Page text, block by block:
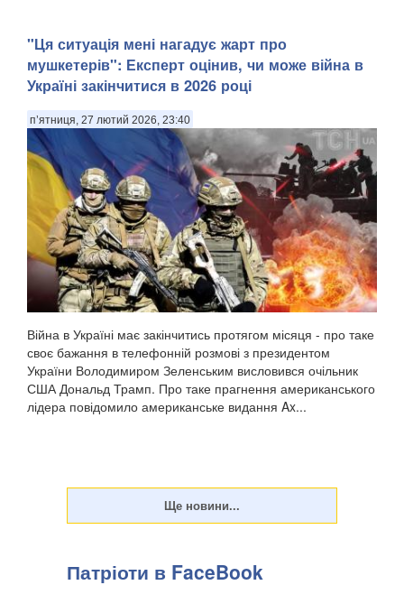
"Ця ситуація мені нагадує жарт про
мушкетерів": Експерт оцінив, чи може війна в
Україні закінчитися в 2026 році
п’ятниця, 27 лютий 2026, 23:40
Війна в Україні має закінчитись протягом місяця - про таке
своє бажання в телефонній розмові з президентом
України Володимиром Зеленським висловився очільник
США Дональд Трамп. Про таке прагнення американського
лідера повідомило американське видання Ax...
Патріоти в FaceBook